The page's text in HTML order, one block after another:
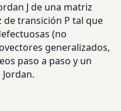
J de una matriz
de transición P tal que
(no
generalizados,
paso a paso y un